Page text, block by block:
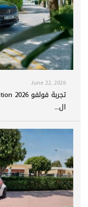
June 22, 2026
ال...